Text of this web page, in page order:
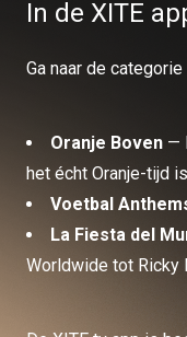
In de XITE
Ga naar de categorie
Oranje Boven —
het écht Oranje-tijd is
Voetbal
La Fiesta del
Worldwide tot Ricky